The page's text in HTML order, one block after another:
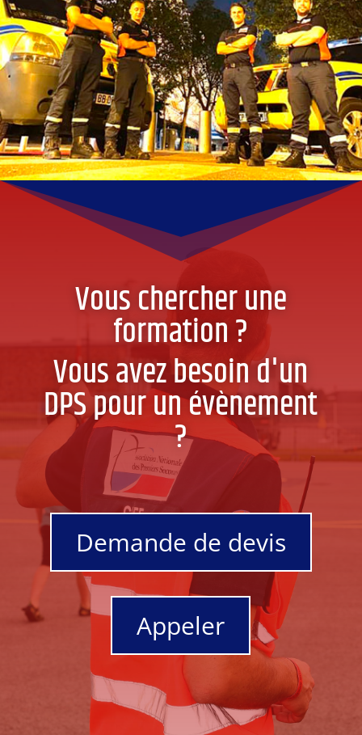
Vous chercher une
formation ?
Vous avez besoin d'un
DPS pour un évènement
?
Demande de devis
Appeler